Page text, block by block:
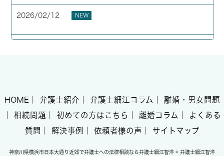
2026/02/12 NEW
HOME 弁護士紹介 弁護士細江コラム
離婚・男女問題
相続問題 初めての方はこちら 離婚コラム
よくある
質問
解決事例 依頼者様の声 サイトマップ
神奈川県横浜市日本大通り近郊で弁護士への法律相談なら弁護士細江智洋 © 弁護士細江智洋